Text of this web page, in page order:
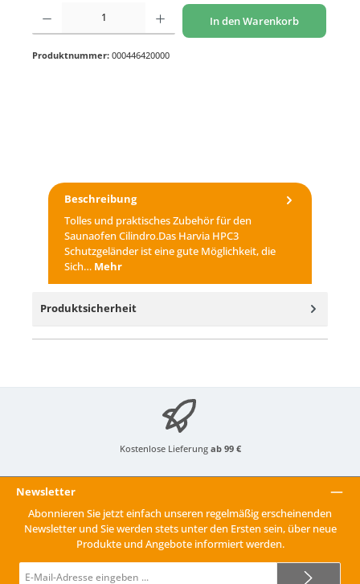
Produkt Anzahl: Gib den gewünschten Wert ein oder benutze die Schaltflächen um
In den Warenkorb
Produktnummer: 000446420000
Beschreibung
Tolles und praktisches Zubehör für den
Saunaofen Cilindro.Das Harvia HPC3
Schutzgeländer ist eine gute Möglichkeit, die
Sich… Mehr
Produktsicherheit
Kostenlose Lieferung ab 99 €
Newsletter
Abonnieren Sie jetzt einfach unseren regelmäßig erscheinenden
Newsletter und Sie werden stets unter den Ersten sein, über neue
Produkte und Angebote informiert werden.
Mail-